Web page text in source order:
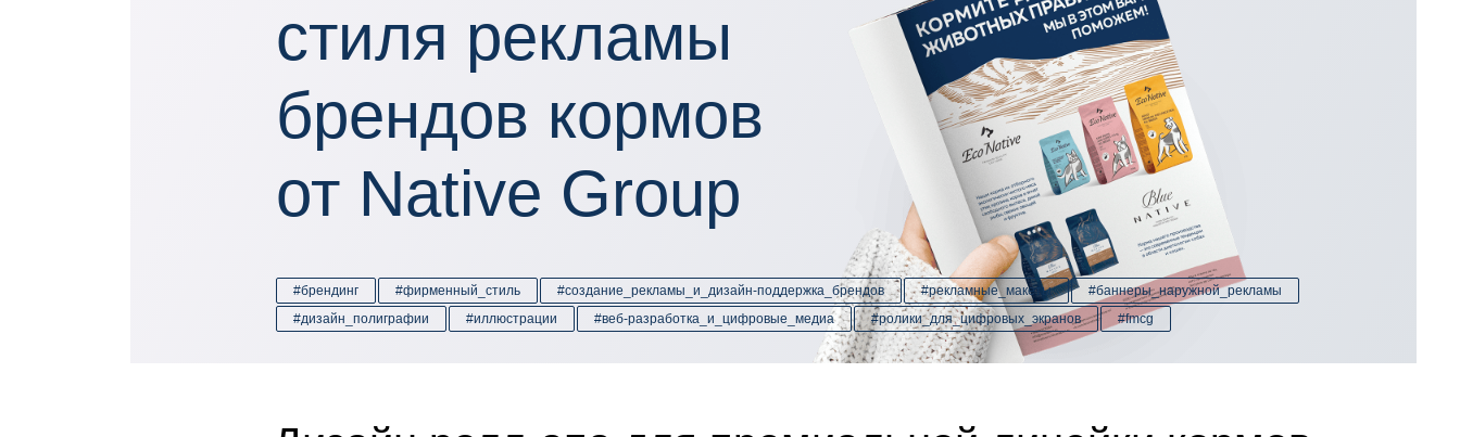
стиля рекламы
брендов кормов
от Native Group
#брендинг #фирменный_стиль #создание_рекламы_и_дизайн-поддержка_брендов #рекламные_макеты
#баннеры_наружной_рекламы
#дизайн_полиграфии
#иллюстрации #веб-разработка_и_цифровые_медиа #ролики_для_цифровых_экранов #fmcg